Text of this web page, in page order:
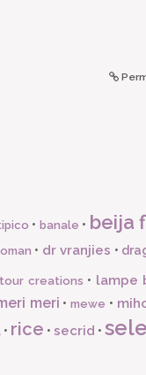
• banale • beija
• dr vranjies •
creations • lampe
meri •mewe •
• rice • secrid •